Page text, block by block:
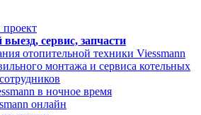
проект
сервис, запчасти
отопительной техники Viessmann
монтажа и сервиса котельных
в ночное время
онлайн